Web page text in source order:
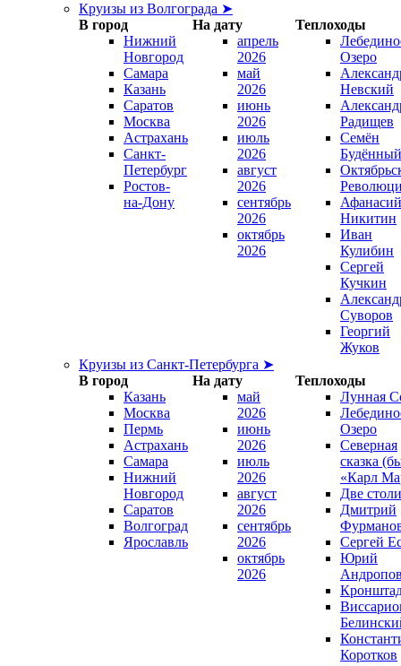
Круизы из Волгограда ➤
В город
На дату
Теплоходы
Нижний
Новгород
Самара
Казань
Саратов
Москва
Астрахань
Санкт-
Петербург
Ростов-
на-Дону
апрель
2026
май
2026
июнь
2026
июль
2026
август
2026
сентябрь
2026
октябрь
2026
Озеро
Невский
Радищев
Семён
Будённый
Афанасий
Никитин
Иван
Кулибин
Сергей
Кучкин
Суворов
Георгий
Жуков
Круизы из Санкт-Петербурга ➤
В город
На дату
Теплоходы
Казань
Москва
Пермь
Астрахань
Самара
Нижний
Новгород
Саратов
Волгоград
Ярославль
май
2026
июнь
2026
июль
2026
август
2026
сентябрь
2026
октябрь
2026
Лунная
Озеро
Северная
сказка
«Карл
Две
Дмитрий
Сергей
Юрий
Коротков